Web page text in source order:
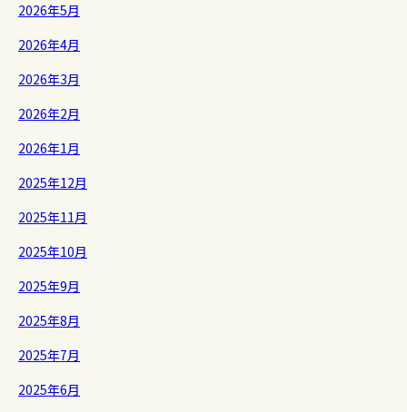
2026年5月
2026年4月
2026年3月
2026年2月
2026年1月
2025年12月
2025年11月
2025年10月
2025年9月
2025年8月
2025年7月
2025年6月